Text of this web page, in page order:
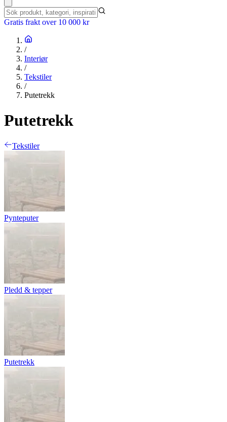
Gratis frakt over 10 000 kr
/
Interiør
/
Tekstiler
/
Putetrekk
Putetrekk
Tekstiler
Pynteputer
Pledd & tepper
Putetrekk